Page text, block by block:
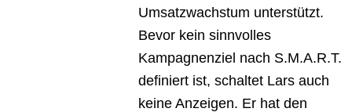
Umsatzwachstum unterstützt.
Bevor kein sinnvolles
Kampagnenziel nach S.M.A.R.T.
definiert ist, schaltet Lars auch
keine Anzeigen. Er hat den